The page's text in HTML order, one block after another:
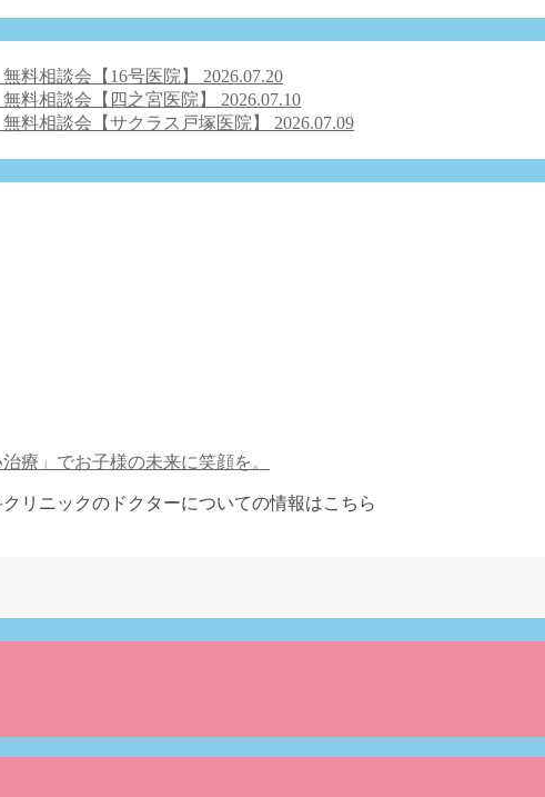
料相談会【16号医院】 2026.07.20
料相談会【四之宮医院】 2026.07.10
料相談会【サクラス戸塚医院】 2026.07.09